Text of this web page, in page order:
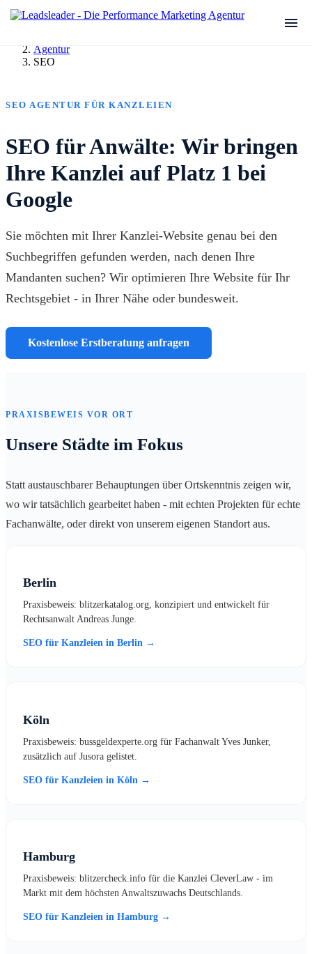
Agentur
SEO
SEO AGENTUR FÜR KANZLEIEN
SEO für Anwälte: Wir bringen
Ihre Kanzlei auf Platz 1 bei
Google
Sie möchten mit Ihrer Kanzlei-Website genau bei den
Suchbegriffen gefunden werden, nach denen Ihre
Mandanten suchen? Wir optimieren Ihre Website für Ihr
Rechtsgebiet - in Ihrer Nähe oder bundesweit.
Kostenlose Erstberatung anfragen
PRAXISBEWEIS VOR ORT
Unsere Städte im Fokus
Statt austauschbarer Behauptungen über Ortskenntnis zeigen wir,
wo wir tatsächlich gearbeitet haben - mit echten Projekten für echte
Fachanwälte, oder direkt von unserem eigenen Standort aus.
Berlin
Praxisbeweis: blitzerkatalog.org, konzipiert und entwickelt für
Rechtsanwalt Andreas Junge.
SEO für Kanzleien in Berlin →
Köln
Praxisbeweis: bussgeldexperte.org für Fachanwalt Yves Junker,
zusätzlich auf Jusora gelistet.
SEO für Kanzleien in Köln →
Hamburg
Praxisbeweis: blitzercheck.info für die Kanzlei CleverLaw - im
Markt mit dem höchsten Anwaltszuwachs Deutschlands.
SEO für Kanzleien in Hamburg →